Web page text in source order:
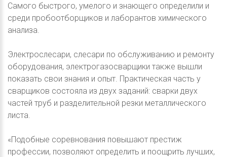
Самого быстрого, умелого и знающего определили и
среди пробоотборщиков и лаборантов химического
анализа.
Электрослесари, слесари по обслуживанию и ремонту
оборудования, электрогазосварщики также вышли
показать свои знания и опыт. Практическая часть у
сварщиков состояла из двух заданий: сварки двух
частей труб и разделительной резки металлического
листа.
«Подобные соревнования повышают престиж
профессии, позволяют определить и поощрить лучших,